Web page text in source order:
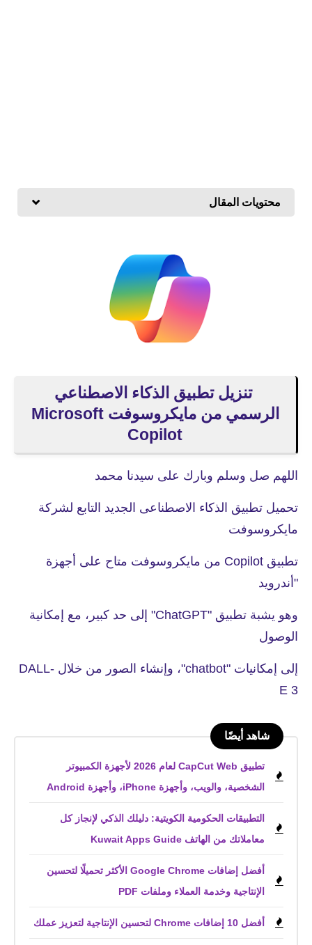
محتويات المقال
تنزيل تطبيق الذكاء الاصطناعي
الرسمي من مايكروسوفت ​​Microsoft
Copilot
اللهم صل وسلم وبارك على سيدنا محمد
تحميل تطبيق الذكاء الاصطناعى الجديد التابع لشركة
مايكروسوفت
تطبيق Copilot من مايكروسوفت متاح على أجهزة
"أندرويد
وهو يشبة تطبيق "ChatGPT" إلى حد كبير، مع إمكانية
الوصول
إلى إمكانيات "chatbot"، وإنشاء الصور من خلال DALL-
E 3
شاهد أيضًا
تطبيق CapCut Web لعام 2026 لأجهزة الكمبيوتر
الشخصية، والويب، وأجهزة iPhone، وأجهزة Android
التطبيقات الحكومية الكويتية: دليلك الذكي لإنجاز كل
معاملاتك من الهاتف Kuwait Apps Guide
أفضل إضافات Google Chrome الأكثر تحميلًا لتحسين
الإنتاجية وخدمة العملاء وملفات PDF
أفضل 10 إضافات Chrome لتحسين الإنتاجية لتعزيز عملك